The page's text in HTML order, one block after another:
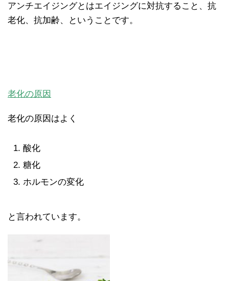
アンチエイジングとはエイジングに対抗すること、抗
老化、抗加齢、ということです。
老化の原因
老化の原因はよく
酸化
糖化
ホルモンの変化
と言われています。